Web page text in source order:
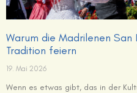
Warum die Madrilenen San
Tradition feiern
19. Mai 2026
Wenn es etwas gibt, das in der